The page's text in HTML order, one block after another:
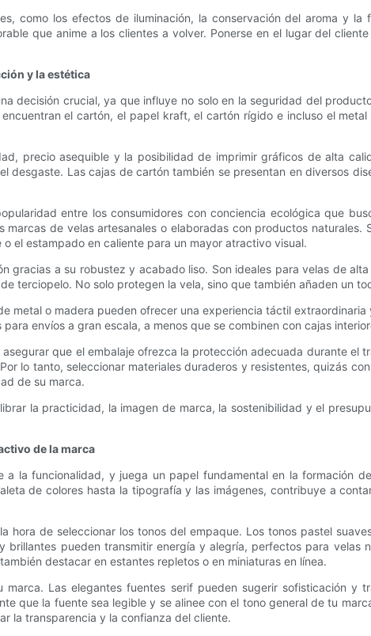
como los efectos de iluminación, la conservación del aroma y
que anime a los clientes a volver. Ponerse en el lugar del
y la estética
decisión crucial, ya que influye no solo en la seguridad del
el cartón, el papel kraft, el cartón rígido e incluso el
precio asequible y la posibilidad de imprimir gráficos de alta
desgaste. Las cajas de cartón también se presentan en diversos
entre los consumidores con conciencia ecológica que
de velas artesanales o elaboradas con productos
el estampado en caliente para un mayor atractivo visual.
gracias a su robustez y acabado liso. Son ideales para velas de
terciopelo. No solo protegen la vela, sino que también añaden un
metal o madera pueden ofrecer una experiencia táctil
envíos a gran escala, a menos que se combinen con cajas
que el embalaje ofrezca la protección adecuada durante el
lo tanto, seleccionar materiales duraderos y resistentes, quizás
de su marca.
la practicidad, la imagen de marca, la sostenibilidad y el
de la marca
a la funcionalidad, y juega un papel fundamental en la formación
de colores hasta la tipografía y las imágenes, contribuye a
hora de seleccionar los tonos del empaque. Los tonos pastel
brillantes pueden transmitir energía y alegría, perfectos para velas
destacar en estantes repletos o en miniaturas en línea.
Las elegantes fuentes serif pueden sugerir sofisticación y
que la fuente sea legible y se alinee con el tono general de tu
la transparencia y la confianza del cliente.